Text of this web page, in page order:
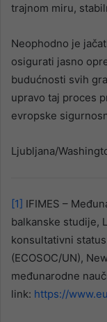
trajnom miru,
Neophodno je
osigurati jasno
budućnosti svih
upravo taj proces
evropske
Ljubljana/
[1] IFIMES –
balkanske studije,
konsultativni
(ECOSOC/UN),
međunarodne
link: https://